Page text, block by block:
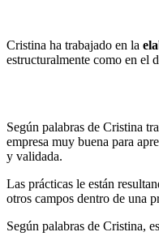
Cristina ha trabajado en la
estructuralmente como en el
Según palabras de Cristina
empresa muy buena para
y validada.
Las prácticas le están
otros campos dentro de una
Según palabras de Cristina,